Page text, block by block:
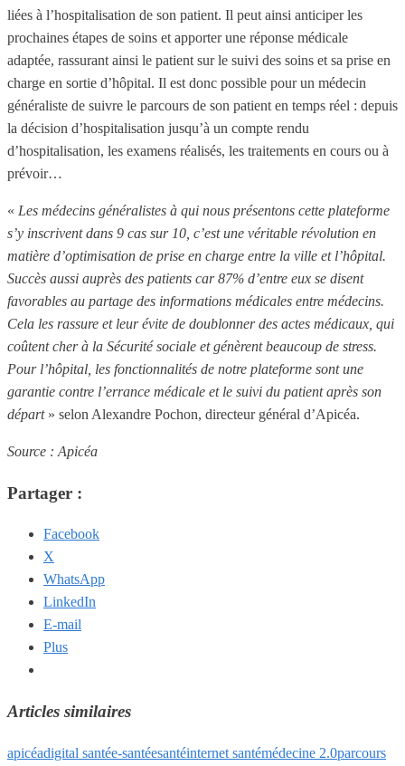
liées à l’hospitalisation de son patient. Il peut ainsi anticiper les
prochaines étapes de soins et apporter une réponse médicale
adaptée, rassurant ainsi le patient sur le suivi des soins et sa prise en
charge en sortie d’hôpital. Il est donc possible pour un médecin
généraliste de suivre le parcours de son patient en temps réel : depuis
la décision d’hospitalisation jusqu’à un compte rendu
d’hospitalisation, les examens réalisés, les traitements en cours ou à
prévoir…
« Les médecins généralistes à qui nous présentons cette plateforme
s’y inscrivent dans 9 cas sur 10, c’est une véritable révolution en
matière d’optimisation de prise en charge entre la ville et l’hôpital.
Succès aussi auprès des patients car 87% d’entre eux se disent
favorables au partage des informations médicales entre médecins.
Cela les rassure et leur évite de doublonner des actes médicaux, qui
coûtent cher à la Sécurité sociale et génèrent beaucoup de stress.
Pour l’hôpital, les fonctionnalités de notre plateforme sont une
garantie contre l’errance médicale et le suivi du patient après son
départ» selon Alexandre Pochon, directeur général d’Apicéa.
Source : Apicéa
Partager :
Facebook
X
WhatsApp
LinkedIn
E-mail
Plus
Articles similaires
apicéadigital santée-santéesantéinternet santémédecine 2.0parcours